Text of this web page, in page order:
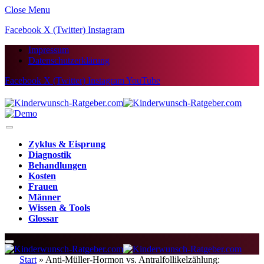
Close Menu
Facebook X (Twitter) Instagram
Impressum
Datenschutzerklärung
Facebook X (Twitter) InstagramYouTube
Zyklus & Eisprung
Diagnostik
Behandlungen
Kosten
Frauen
Männer
Wissen & Tools
Glossar
Start » Anti-Müller-Hormon vs. Antralfollikelzählung: